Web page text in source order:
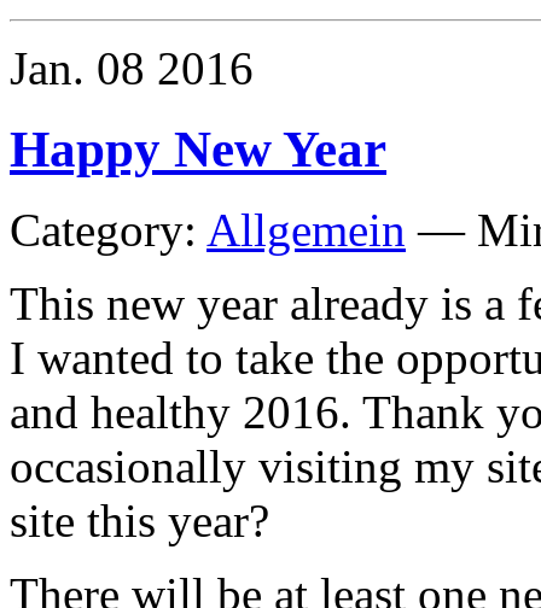
Jan. 08 2016
Happy New Year
Category: Allgemein —
This new year already is a
I wanted to take the
and healthy 2016. Thank
occasionally visiting my
site this year?
There will be at least one